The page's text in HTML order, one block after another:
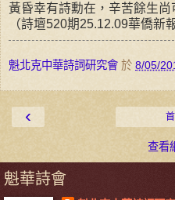
黃昏幸有詩勳在，辛苦餘生尚
（詩壇520期25.12.09華僑新
魁北克中華詩詞研究會 於 8/05/
‹
查看
魁華詩會